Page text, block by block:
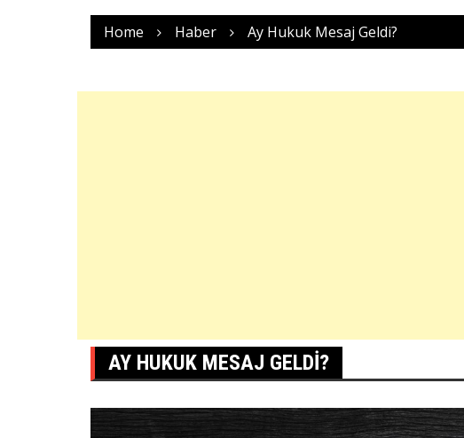
Home Haber Ay Hukuk Mesaj Geldi?
AY HUKUK MESAJ GELDI?